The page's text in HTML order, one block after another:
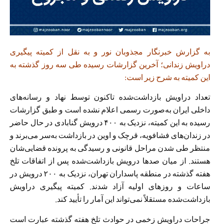
به گزارش خبرنگار مجذوبان نور و به نقل از کمیته پیگیری
دراویش زندانی؛ آخرین گزارشات رسیده طی سه روز گذشته به
این کمیته به شرح زیر است:
تعداد دراویش بازداشت‌شده تاکنون توسط نهاد و رسانه‌های
داخلی ایران به‌صورت رسمی اعلام نشده است و طبق گزارشات
رسیده به این کمیته، نزدیک به ۴۰۰ درویش گنابادی در حال حاضر
در زندان‌های فشافویه، قرچک و اوین در بازداشت به‌سر می‌برند و
منتظر طی شدن مراحل قانونی و رسیدگی به پرونده قضایی‌شان
هستند. از میان صدها درویش بازداشت‌شده پس از اتفاقات تلخ
هفته‌ گذشته در منطقه پاسداران تهران، نزدیک به ۲۰۰ درویش در
ساعات و روزهای اولیه آزاد شدند. کمیته پیگیری دراویش
بازداشت‌شده مستقلاً نمی‌تواند این آمار را تأیید کند.
جراحات دراویش زخمی در حوادث تلخ هفته گذشته عبارت است